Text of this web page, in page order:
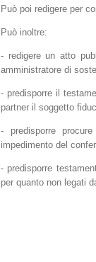
Può poi redigere per
Può inoltre:
- redigere un atto
amministratore di
- predisporre il
partner il soggetto
- predisporre
impedimento del
- predisporre
per quanto non legati